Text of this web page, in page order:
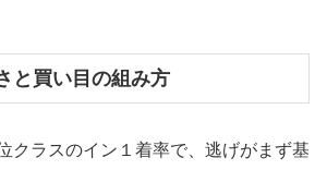
と買い目の組み方
クラスのイン１着率で、逃げがまず基